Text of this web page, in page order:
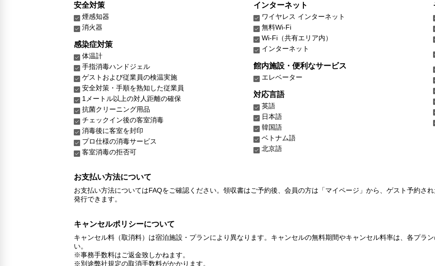
安全対策
煙感知器
消火器
感染症対策
体温計
手指消毒ハンドジェル
ゲストおよび従業員の検温実施
安全対策・手順を熟知した従業員
1メートル以上の対人距離の確保
抗菌クリーニング用品
チェックイン後の客室消毒
消毒後に客室を封印
プロ仕様の消毒サービス
客室消毒の拒否可
インターネット
ワイヤレス インターネット
無料Wi-Fi
Wi-Fi（共有エリア内）
インターネット
館内施設・便利なサービス
エレベーター
対応言語
英語
日本語
韓国語
ベトナム語
北京語
お支払い方法について
お支払い方法についてはFAQをご確認ください。領収書はご予約後、会員の方は「マイページ」から、ゲスト予約さ
発行できます。
キャンセルポリシーについて
キャンセル料（取消料）は宿泊施設・プランにより異なります。キャンセルの無料期間やキャンセル料率は、各プラ
い。
※事務手数料はご返金致しかねます。
※別途弊社規定の取消手数料がかかります。